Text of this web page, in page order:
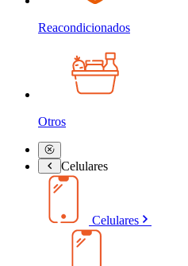
Reacondicionados
Otros
Celulares
Celulares